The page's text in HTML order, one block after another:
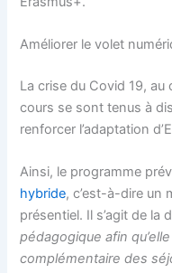
Améliorer le volet
La crise du Covid 19, au
cours se sont tenus à
renforcer l’adaptation
Ainsi, le programme
hybride, c’est-à-dire un
présentiel. Il s’agit de la
pédagogique afin
complémentaire des